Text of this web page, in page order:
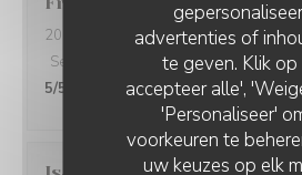
advertenties of
te geven. Klik op
accepteer alle',
'Personaliseer'
voorkeuren te
uw keuzes op elk
2026-07-12
- 12:00 - Gasten 3
Service
Atmosfeer: 5/5 Keuken:
5/5